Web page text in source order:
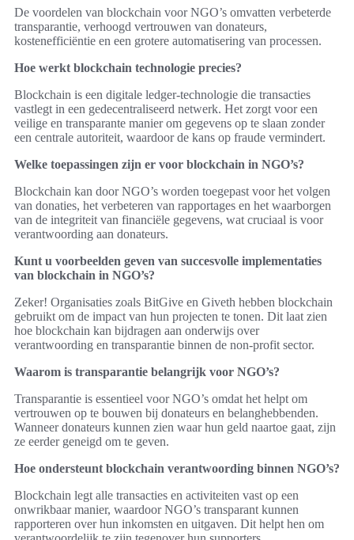
De voordelen van blockchain voor NGO’s omvatten verbeterde
transparantie, verhoogd vertrouwen van donateurs,
kostenefficiëntie en een grotere automatisering van processen.
Hoe werkt blockchain technologie precies?
Blockchain is een digitale ledger-technologie die transacties
vastlegt in een gedecentraliseerd netwerk. Het zorgt voor een
veilige en transparante manier om gegevens op te slaan zonder
een centrale autoriteit, waardoor de kans op fraude vermindert.
Welke toepassingen zijn er voor blockchain in NGO’s?
Blockchain kan door NGO’s worden toegepast voor het volgen
van donaties, het verbeteren van rapportages en het waarborgen
van de integriteit van financiële gegevens, wat cruciaal is voor
verantwoording aan donateurs.
Kunt u voorbeelden geven van succesvolle implementaties
van blockchain in NGO’s?
Zeker! Organisaties zoals BitGive en Giveth hebben blockchain
gebruikt om de impact van hun projecten te tonen. Dit laat zien
hoe blockchain kan bijdragen aan onderwijs over
verantwoording en transparantie binnen de non-profit sector.
Waarom is transparantie belangrijk voor NGO’s?
Transparantie is essentieel voor NGO’s omdat het helpt om
vertrouwen op te bouwen bij donateurs en belanghebbenden.
Wanneer donateurs kunnen zien waar hun geld naartoe gaat, zijn
ze eerder geneigd om te geven.
Hoe ondersteunt blockchain verantwoording binnen NGO’s?
Blockchain legt alle transacties en activiteiten vast op een
onwrikbaar manier, waardoor NGO’s transparant kunnen
rapporteren over hun inkomsten en uitgaven. Dit helpt hen om